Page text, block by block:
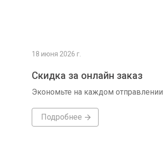
18 июня 2026 г.
Скидка за онлайн заказ
Экономьте на каждом отправлении
Подробнее